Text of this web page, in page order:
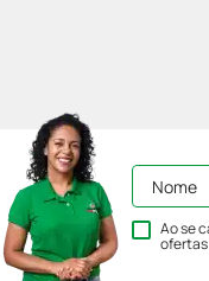
Ao se
ofertas